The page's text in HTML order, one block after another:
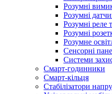
Розумні
Розумні
Розумні реле
Розумні
Розумне
Сенсорні
Системи
Смарт-годинники
Смарт-кільця
Стабілізатори